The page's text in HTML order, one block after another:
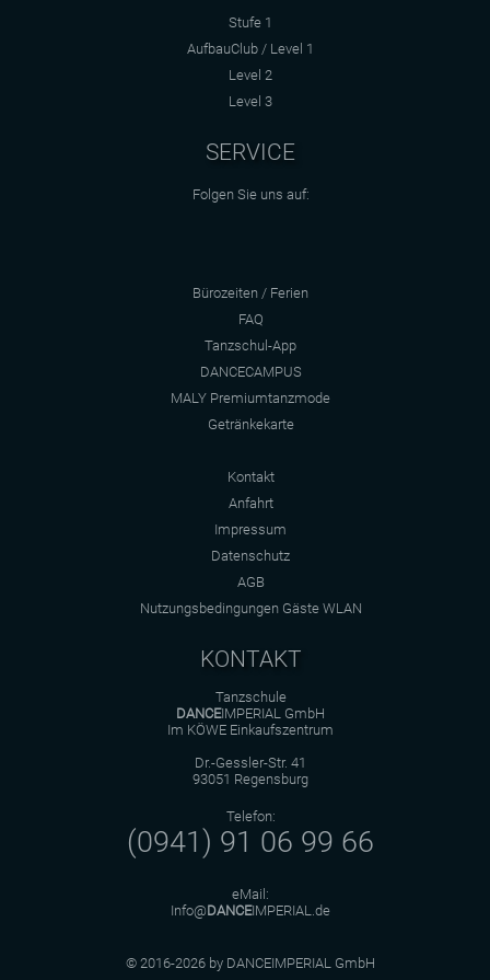
Stufe 1
AufbauClub / Level 1
Level 2
Level 3
SERVICE
Folgen Sie uns auf:
Bürozeiten / Ferien
FAQ
Tanzschul-App
DANCECAMPUS
MALY Premiumtanzmode
Getränkekarte
Kontakt
Anfahrt
Impressum
Datenschutz
AGB
Nutzungsbedingungen Gäste WLAN
KONTAKT
Tanzschule
DANCEIMPERIAL GmbH
Im KÖWE Einkaufszentrum
Dr.-Gessler-Str. 41
93051 Regensburg
Telefon:
(0941) 91 06 99 66
eMail:
Info@DANCEIMPERIAL.de
© 2016-2026 by DANCEIMPERIAL GmbH